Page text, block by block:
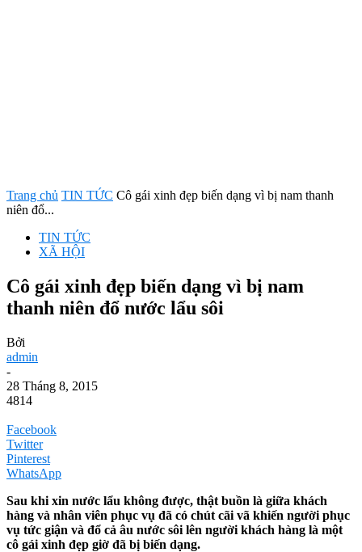
Trang chủ TIN TỨC Cô gái xinh đẹp biến dạng vì bị nam thanh
niên đổ...
TIN TỨC
XÃ HỘI
Cô gái xinh đẹp biến dạng vì bị nam
thanh niên đổ nước lẩu sôi
Bởi
admin
-
28 Tháng 8, 2015
4814
Facebook
Twitter
Pinterest
WhatsApp
Sau khi xin nước lẩu không được, thật buồn là giữa khách
hàng và nhân viên phục vụ đã có chút cãi vã khiến người phục
vụ tức giận và đổ cả âu nước sôi lên người khách hàng là một
cô gái xinh đẹp giờ đã bị biến dạng.